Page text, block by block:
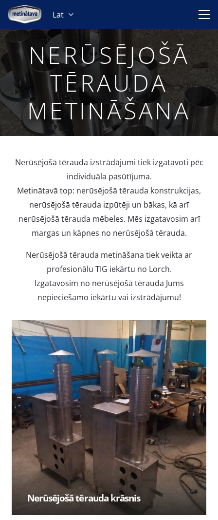
Lat
NERŪSĒJOŠĀ
TĒRAUDA
METINĀŠANA
Nerūsējošā tērauda izstrādājumi tiek izgatavoti pēc
individuāla pasūtījuma.
Metinātavā top: nerūsējošā tērauda konstrukcijas,
nerūsējošā tērauda izpūtēji un bākas, kā arī
nerūsējošā tērauda mēbeles. Mēs izgatavosim arī
margas un kāpnes no nerūsējošā tērauda.
Nerūsējošā tērauda metināšana tiek veikta ar
profesionālu TIG iekārtu no Lorch.
Izgatavosim no nerūsējošā tērauda Jums
nepieciešamo iekārtu vai izstrādājumu!
Nerūsējošā tērauda krāsnis